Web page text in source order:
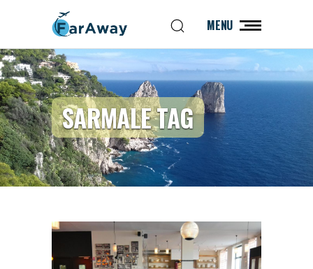
MENU
SARMALE TAG